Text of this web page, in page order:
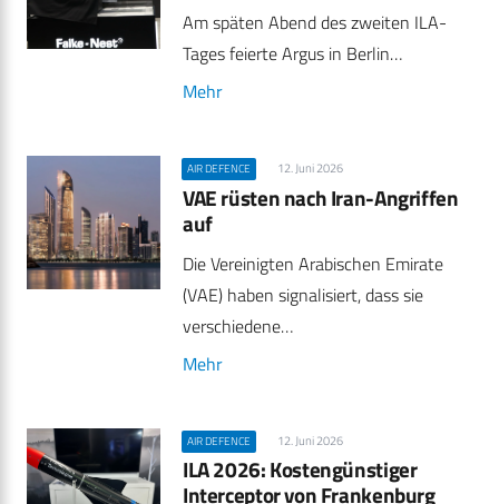
Am späten Abend des zweiten ILA-
Tages feierte Argus in Berlin…
Mehr
AIR DEFENCE 12. Juni 2026
VAE rüsten nach Iran-Angriffen
auf
Die Vereinigten Arabischen Emirate
(VAE) haben signalisiert, dass sie
verschiedene…
Mehr
AIR DEFENCE 12. Juni 2026
ILA 2026: Kostengünstiger
Interceptor von Frankenburg